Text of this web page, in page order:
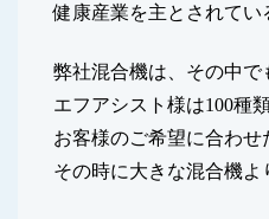
健康産業を主とされてい
弊社混合機は、その中で
エフアシスト様は100種
お客様のご希望に合わせ
その時に大きな混合機よ